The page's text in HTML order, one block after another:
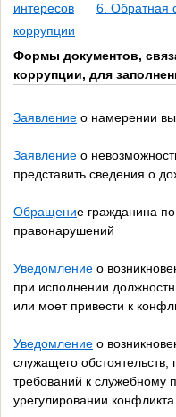
интересов
6. Обратная
коррупции
Формы документов,
коррупции, для
Заявление о намерении
Заявление о
представить сведения о
Обращение гражданина
правонарушений
Уведомление о
при исполнении
или моет привести к
Уведомление о
служащего
требований к служебному
урегулировании